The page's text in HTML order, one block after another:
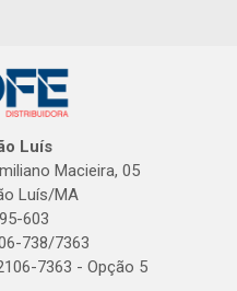
Luís
Macieira, 05
Luís/MA
603
738/7363
7363 - Opção 5